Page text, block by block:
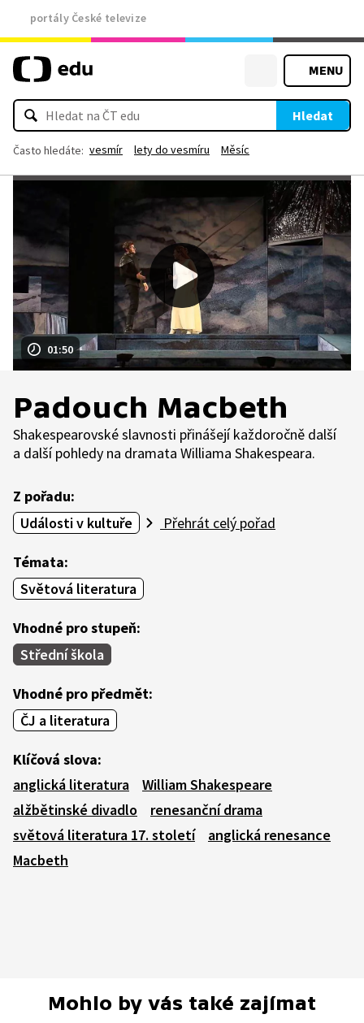
portály České televize
MENU
Hledat
Často hledáte: vesmír lety do vesmíru Měsíc
01:50
Padouch Macbeth
Shakespearovské slavnosti přinášejí každoročně další
a další pohledy na dramata Williama Shakespeara.
Z pořadu:
Události v kultuře
Přehrát celý pořad
Témata:
Světová literatura
Vhodné pro stupeň:
Střední škola
Vhodné pro předmět:
ČJ a literatura
Klíčová slova:
anglická literatura
William Shakespeare
alžbětinské divadlo
renesanční drama
světová literatura 17. století
anglická renesance
Macbeth
Mohlo by vás také zajímat